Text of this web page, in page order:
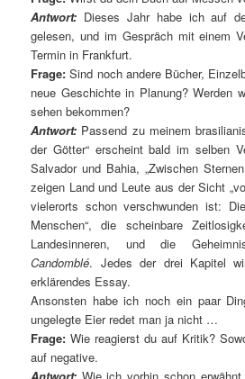
Antwort: Dieses Jahr habe ich auf
gelesen, und im Gespräch mit einem
Termin in Frankfurt.
Frage:Sind noch andere Bücher,
neue Geschichte in Planung? Werden
sehen bekommen?
Antwort: Passend zu meinem
der Götter“ erscheint bald im selben
Salvador und Bahia, „Zwischen
zeigen Land und Leute aus der Sicht
vielerorts schon verschwunden ist:
Menschen“, die scheinbare
Landesinneren, und die
Candomblé. Jedes der drei Kapitel
erklärendes Essay.
Ansonsten habe ich noch ein paar
ungelegte Eier redet man ja nicht …
Frage:Wie reagierst du auf Kritik?
auf negative.
Antwort: Wie ich vorhin schon